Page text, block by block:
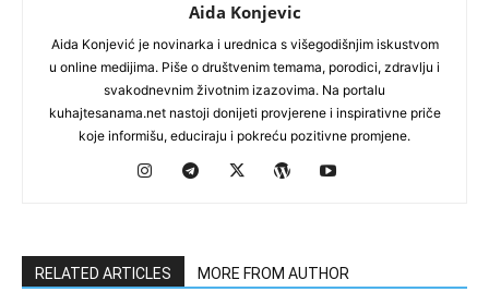
Aida Konjevic
Aida Konjević je novinarka i urednica s višegodišnjim iskustvom
u online medijima. Piše o društvenim temama, porodici, zdravlju i
svakodnevnim životnim izazovima. Na portalu
kuhajtesanama.net nastoji donijeti provjerene i inspirativne priče
koje informišu, educiraju i pokreću pozitivne promjene.
RELATED ARTICLES MORE FROM AUTHOR